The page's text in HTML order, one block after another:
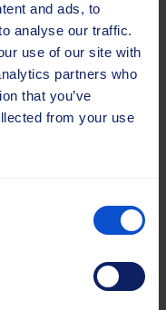
and ads, to
analyse our traffic.
use of our site with
partners who
that you’ve
from your use